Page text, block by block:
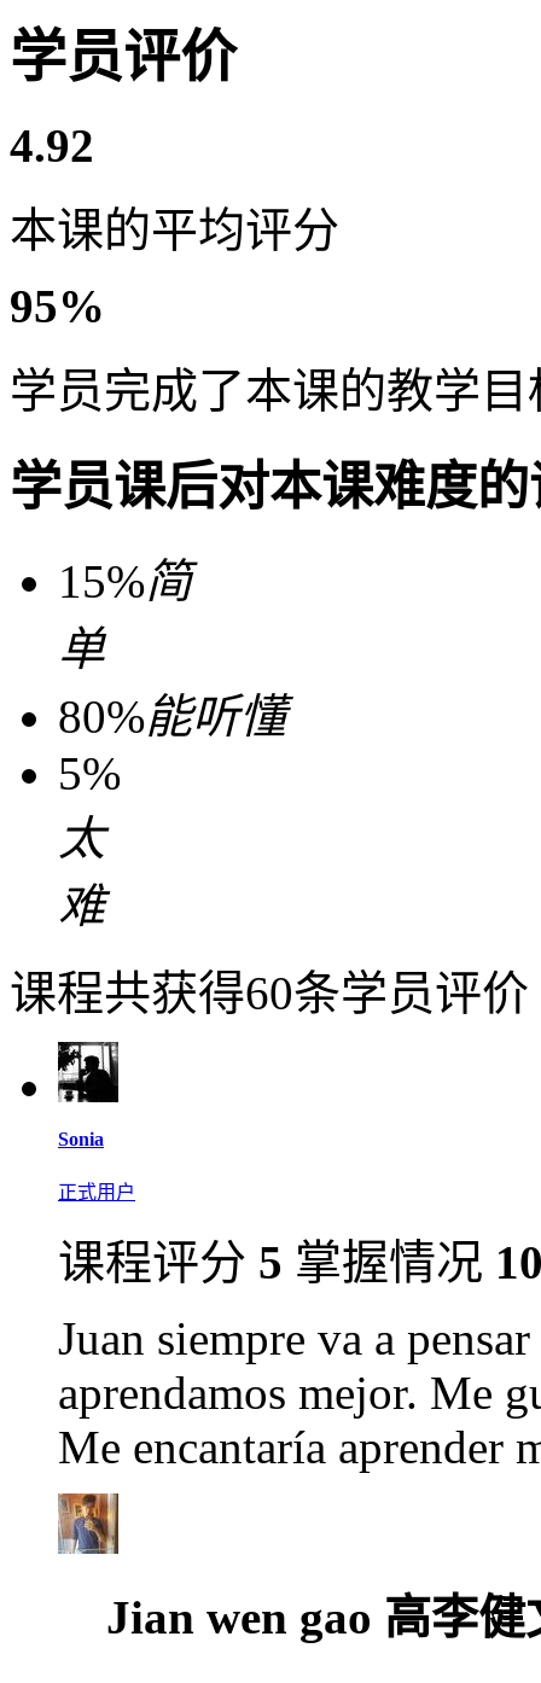
学员评价
4.92
本课的平均评分
95%
学员完成了本课的教学目
学员课后对本课难度
15%简
单
80%能听懂
5%
太
难
课程共获得60条学员评价
Sonia
正式用户
课程评分 5 掌握情况
Juan siempre va a
aprendamos mejor. Me
Me encantaría aprender
Jian wen gao 高李健